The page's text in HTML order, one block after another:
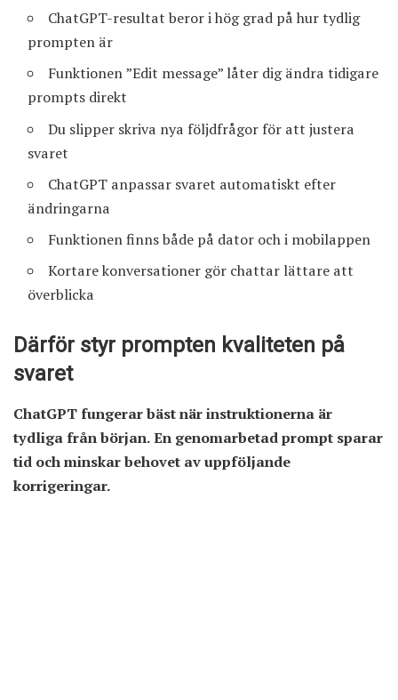
ChatGPT-resultat beror i hög grad på hur tydlig
prompten är
Funktionen ”Edit message” låter dig ändra tidigare
prompts direkt
Du slipper skriva nya följdfrågor för att justera
svaret
ChatGPT anpassar svaret automatiskt efter
ändringarna
Funktionen finns både på dator och i mobilappen
Kortare konversationer gör chattar lättare att
överblicka
Därför styr prompten kvaliteten på
svaret
ChatGPTfungerar bäst när instruktionerna är
tydliga från början. En genomarbetad prompt sparar
tid och minskar behovet av uppföljande
korrigeringar.